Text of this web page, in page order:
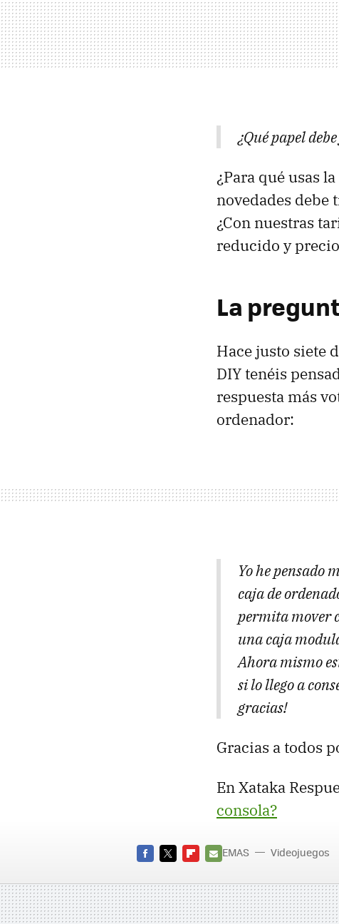
¿Qué papel
¿Para qué usas
novedades debe
¿Con nuestras
reducido y
La
Hace justo siete
DIY tenéis
respuesta más
ordenador:
Yo he pensado
caja de
permita mover
una caja
Ahora mismo
si lo llego a
gracias!
Gracias a todos
En Xataka
consola?
MAIL
TEMAS Videojuegos